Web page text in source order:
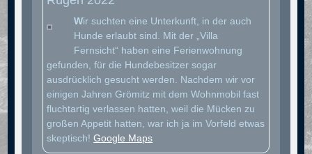
Wir suchten eine Unterkunft, in der auch
Hunde erlaubt sind. Mit der „Villa
Fernsicht“ haben eine Ferienwohnung
gefunden, für die Hundebesitzer sogar
ausdrücklich gesucht werden. Nachdem wir vor
einigen Jahren Grömitz mit dem Wohnmobil fast
fluchtartig verlassen hatten, weil die Mücken zu
großen Appetit hatten, war ich ja im Vorfeld etwas
skeptisch!Google Maps